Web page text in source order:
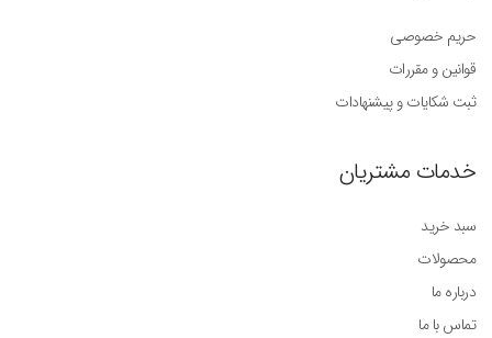
حریم خصوصی
قوانین و مقررات
ثبت شکایات و پیشنهادات
خدمات مشتریان
سبد خرید
محصولات
درباره ما
تماس با ما